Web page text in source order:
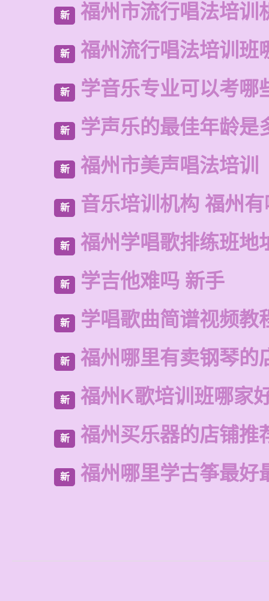
新 福州市流行唱法培训
新 福州流行唱法培训班
新 学音乐专业可以考哪
新 学声乐的最佳年龄是
新 福州市美声唱法培训
新 音乐培训机构 福州
新 福州学唱歌排练班地
新 学吉他难吗 新手
新 学唱歌曲简谱视频教
新 福州哪里有卖钢琴的
新 福州K歌培训班哪家
新 福州买乐器的店铺推
新 福州哪里学古筝最好